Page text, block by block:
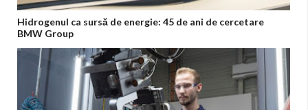
Hidrogenul ca sursă de energie: 45 de ani de cercetare
BMW Group